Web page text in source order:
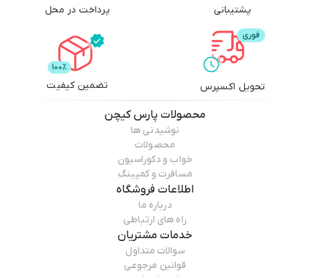
پشتیبانی پرداخت در محل
تحویل اکسپرس تضمین کیفیت
محصولات پارس کیچن
نوشیدنی ها
محصولات
خواب و دکوراسیون
مسافرت و کمپینگ
اطلاعات فروشگاه
درباره ما
راه های ارتباطی
خدمات مشتریان
سوالات متداول
قوانین مرجوعی